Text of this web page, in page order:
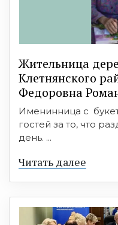
Жительница
Клетнянского
Федоровна
Именинница с
гостей за то, что
день. ...
Читать далее